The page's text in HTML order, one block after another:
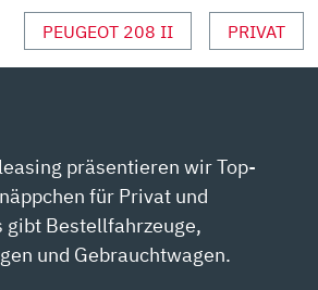
PEUGEOT 208 II PRIVAT
präsentieren wir Top-
für Privat und
gibt Bestellfahrzeuge,
und Gebrauchtwagen.